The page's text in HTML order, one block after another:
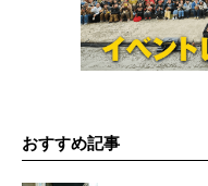
おすすめ記事